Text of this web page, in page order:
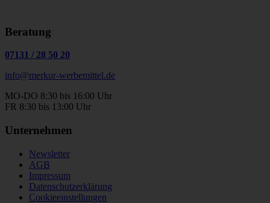
Beratung
07131 / 28 50 20
info@merkur-werbemittel.de
MO-DO 8:30 bis 16:00 Uhr
FR 8:30 bis 13:00 Uhr
Unternehmen
Newsletter
AGB
Impressum
Datenschutzerklärung
Cookieeinstellungen